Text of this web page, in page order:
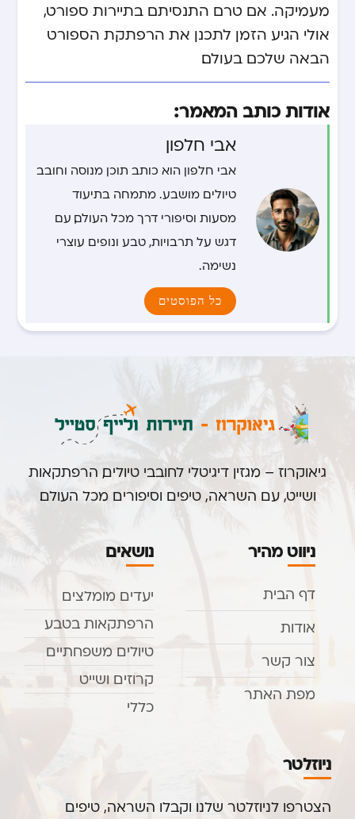
מעמיקה. אם טרם התנסיתם בתיירות ספורט,
אולי הגיע הזמן לתכנן את הרפתקת הספורט
הבאה שלכם בעולם.
אודות כותב המאמר:
אבי חלפון
אבי חלפון הוא כותב תוכן מנוסה וחובב
טיולים מושבע. מתמחה בתיעוד
מסעות וסיפורי דרך מכל העולם, עם
דגש על תרבויות, טבע ונופים עוצרי
נשימה.
כל הפוסטים
גיאוקרוז – מגזין דיגיטלי לחובבי טיולים, הרפתקאות
ושייט, עם השראה, טיפים וסיפורים מכל העולם.
ניווט מהיר
דף הבית
אודות
צור קשר
מפת האתר
נושאים
יעדים מומלצים
הרפתקאות בטבע
טיולים משפחתיים
קרוזים ושייט
כללי
ניוזלטר
הצטרפו לניוזלטר שלנו וקבלו השראה, טיפים